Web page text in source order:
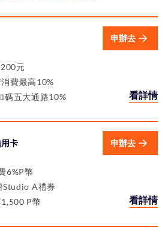
申辦去
元
費最高10%
碼五大通路10%
看詳情
卡 申辦去
6%P幣
Studio A禮券
P幣
看詳情